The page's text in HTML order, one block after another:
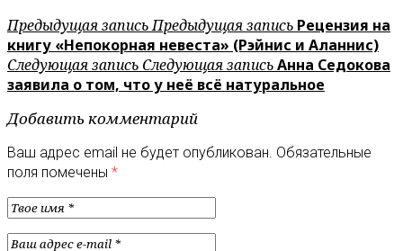
Предыдущая записьПредыдущая запись Рецензия на
книгу «Непокорная невеста» (Рэйнис и Аланнис)
Следующая запись Следующая записьАнна Седокова
заявила о том, что у неё всё натуральное
Добавить комментарий
Ваш адрес email не будет опубликован. Обязательные
поля помечены *